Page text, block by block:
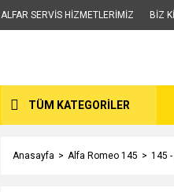
ALFAR SERVİS HİZMETLERİMİZ BİZ
TÜM KATEGORİLER
Anasayfa Alfa Romeo 145 145